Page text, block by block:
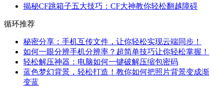
揭秘CF跳箱子五大技巧：CF大神教你轻松翻越障碍
循环推荐
秘密分享：手机互传文件，让你轻松实现云端同步！
如何一眼分辨手机分辨率？超简单技巧让你轻松掌握！
轻松解压神器：电脑如何一键破解压缩包密码
蓝色梦幻背景，轻松打造！教你如何把照片背景变成渐
变蓝